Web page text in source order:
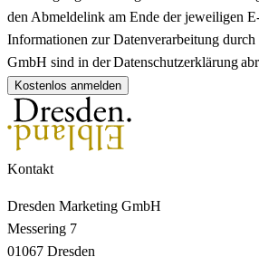
den Abmeldelink am Ende der jeweiligen
Informationen zur Datenverarbeitung
GmbH sind in der Datenschutzerklärung
Kostenlos anmelden
Kontakt
Dresden Marketing GmbH
Messering 7
01067 Dresden